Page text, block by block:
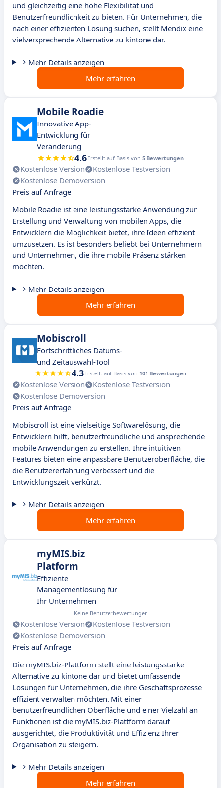
und gleichzeitig eine hohe Flexibilität und
Benutzerfreundlichkeit zu bieten. Für Unternehmen, die
nach einer effizienten Lösung suchen, stellt Mendix eine
vielversprechende Alternative zu kintone dar.
Mehr Details anzeigen
Mehr erfahren
Mobile Roadie
Innovative App-
Entwicklung für
Veränderung
4.6Erstellt auf Basis von 5 Bewertungen
Kostenlose Version
Kostenlose Testversion
Kostenlose Demoversion
Preis auf Anfrage
Mobile Roadie ist eine leistungsstarke Anwendung zur
Erstellung und Verwaltung von mobilen Apps, die
Entwicklern die Möglichkeit bietet, ihre Ideen effizient
umzusetzen. Es ist besonders beliebt bei Unternehmern
und Unternehmen, die ihre mobile Präsenz stärken
möchten.
Mehr Details anzeigen
Mehr erfahren
Mobiscroll
Fortschrittliches Datums-
und Zeitauswahl-Tool
4.3Erstellt auf Basis von 101 Bewertungen
Kostenlose Version
Kostenlose Testversion
Kostenlose Demoversion
Preis auf Anfrage
Mobiscroll ist eine vielseitige Softwarelösung, die
Entwicklern hilft, benutzerfreundliche und ansprechende
mobile Anwendungen zu erstellen. Ihre intuitiven
Features bieten eine anpassbare Benutzeroberfläche, die
die Benutzererfahrung verbessert und die
Entwicklungszeit verkürzt.
Mehr Details anzeigen
Mehr erfahren
myMIS.biz
Platform
Effiziente
Managementlösung für
Ihr Unternehmen
Keine Benutzerbewertungen
Kostenlose Version
Kostenlose Testversion
Kostenlose Demoversion
Preis auf Anfrage
Die myMIS.biz-Plattform stellt eine leistungsstarke
Alternative zu kintone dar und bietet umfassende
Lösungen für Unternehmen, die ihre Geschäftsprozesse
effizient verwalten möchten. Mit einer
benutzerfreundlichen Oberfläche und einer Vielzahl an
Funktionen ist die myMIS.biz-Plattform darauf
ausgerichtet, die Produktivität und Effizienz Ihrer
Organisation zu steigern.
Mehr Details anzeigen
Mehr erfahren